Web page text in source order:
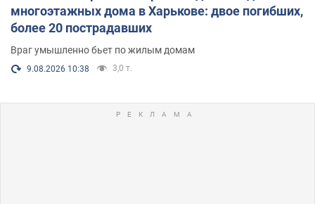
многоэтажных дома в Харькове: двое погибших,
более 20 пострадавших
Враг умышленно бьет по жилым домам
9.08.2026 10:38 3,0 т.